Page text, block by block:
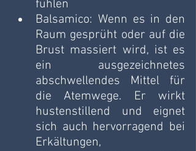
fühlen
Balsamico: Wenn es in den
Raum gesprüht oder auf die
Brust massiert wird, ist es
ein ausgezeichnetes
abschwellendes Mittel für
die Atemwege. Er wirkt
hustenstillend und eignet
sich auch hervorragend bei
Erkältungen,